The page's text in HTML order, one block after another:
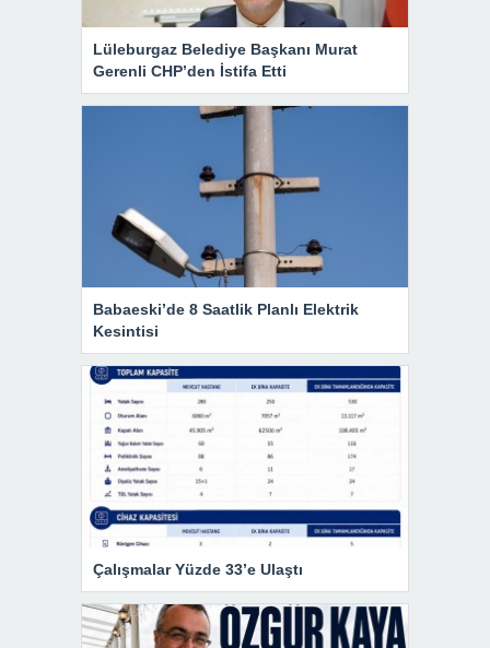
Lüleburgaz Belediye Başkanı Murat
Gerenli CHP’den İstifa Etti
Babaeski’de 8 Saatlik Planlı Elektrik
Kesintisi
Çalışmalar Yüzde 33’e Ulaştı